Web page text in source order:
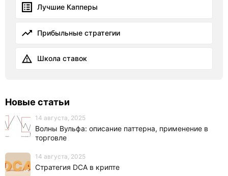
Лучшие Капперы
Прибыльные стратегии
Школа ставок
Новые статьи
14 августа, 2025
Волны Вульфа: описание паттерна, применение в
торговле
14 августа, 2025
Стратегия DCA в крипте